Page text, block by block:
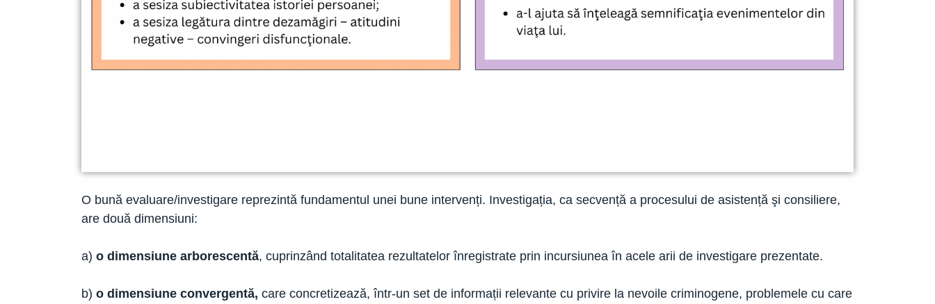
O bună evaluare/investigare reprezintă fundamentul unei bune intervenți. Investigația, ca secvență a procesului de asistență şi consiliere,
are două dimensiuni:
a) o dimensiune arborescentă, cuprinzând totalitatea rezultatelor înregistrate prin incursiunea în acele arii de investigare prezentate.
b) o dimensiune convergentă, care concretizează, într-un set de informații relevante cu privire la nevoile criminogene, problemele cu care